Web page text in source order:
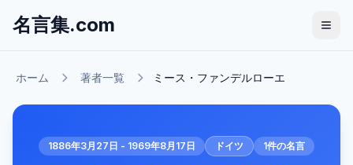
名言集.com
ホーム 著者一覧 ミース・ファンデルローエ
1886年3月27日 - 1969年8月17日 ドイツ 1件の名言